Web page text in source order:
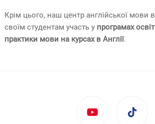
Крім цього, наш центр англійської мови в
своїм студентам участь у програмах
практики мови на курсах в Англії.